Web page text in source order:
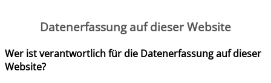
Datenerfassung auf dieser Website
Wer ist verantwortlich für die Datenerfassung auf dieser
Website?